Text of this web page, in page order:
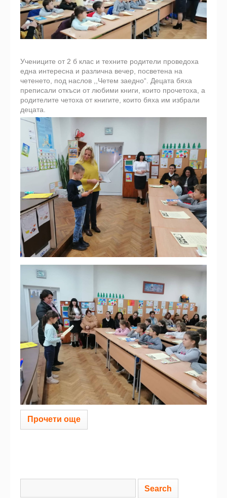
Учениците от 2 б клас и техните родители проведоха
една интересна и различна вечер, посветена на
четенето, под наслов ,,Четем заедно“. Децата бяха
преписали откъси от любими книги, които прочетоха, а
родителите четоха от книгите, които бяха им избрали
децата.
Прочети още